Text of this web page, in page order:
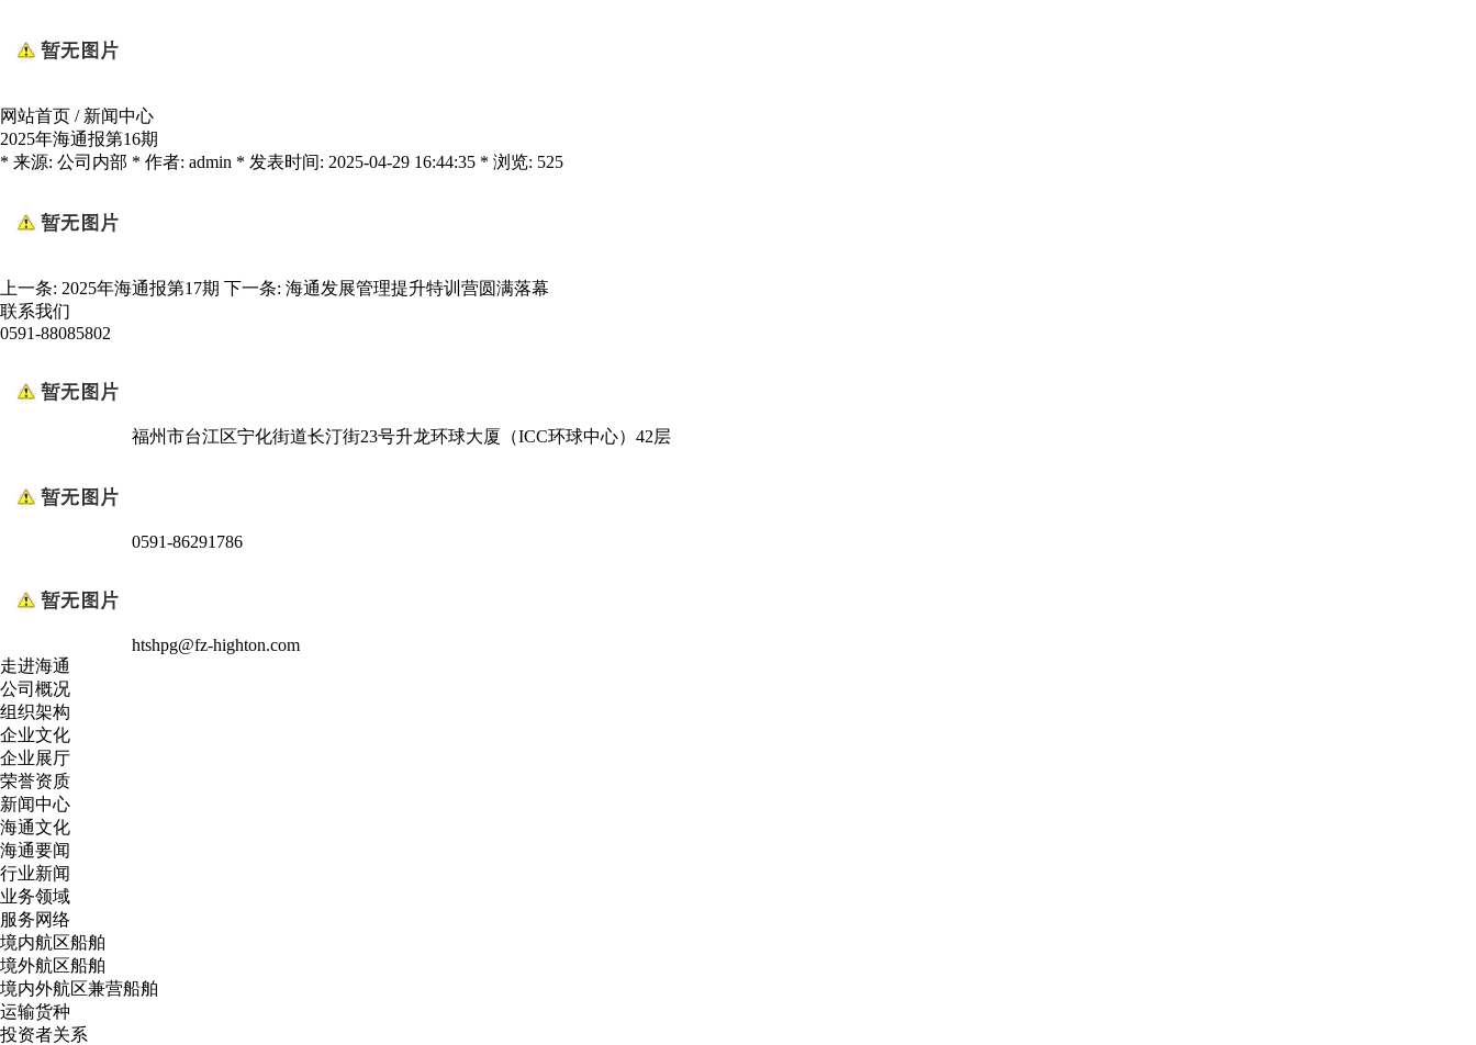
网站首页 / 新闻中心
2025年海通报第16期
* 来源: 公司内部 * 作者: admin * 发表时间: 2025-04-29 16:44:35 * 浏览: 525
上一条: 2025年海通报第17期 下一条: 海通发展管理提升特训营圆满落幕
联系我们
0591-88085802
福州市台江区宁化街道长汀街23号升龙环球大厦（ICC环球中心）42层
0591-86291786
htshpg@fz-highton.com
走进海通
公司概况
组织架构
企业文化
企业展厅
荣誉资质
新闻中心
海通文化
海通要闻
行业新闻
业务领域
服务网络
境内航区船舶
境外航区船舶
境内外航区兼营船舶
运输货种
投资者关系